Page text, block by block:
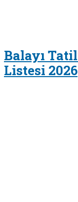
Balayı
Listesi 2026